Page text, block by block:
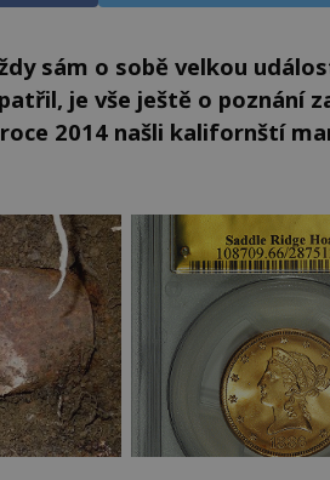
sám o sobě velkou
je vše ještě o poznání
2014 našli kalifornští